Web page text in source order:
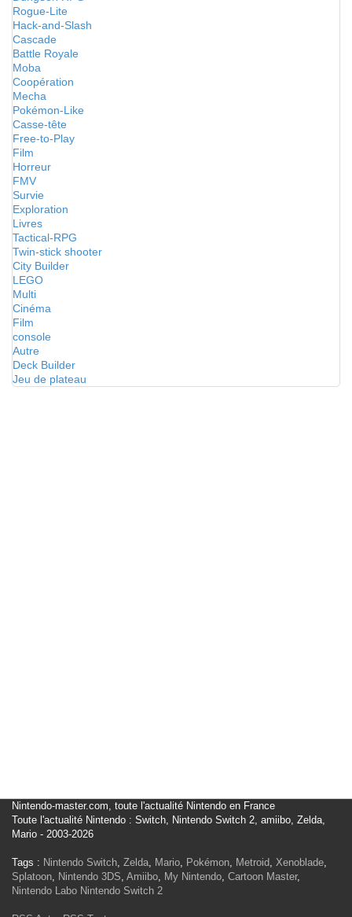
Rogue-Lite
Hack-and-Slash
Cascade
Battle Royale
Moba
Coopération
Mecha
Pokémon-Like
Casse-tête
Free-to-Play
Film
Horreur
FMV
Survie
Exploration
Livres
Tactical-RPG
Twin-stick shooter
City Builder
LEGO
Multi
Cinéma
Film
console
Autre
Deck Builder
Jeu de plateau
Nintendo-master.com, toute l'actualité Nintendo en France
Toute l'actualité Nintendo : Switch, Nintendo Switch 2, amiibo, Zelda,
Mario - 2003-2026
Tags : Nintendo Switch, Zelda, Mario, Pokémon, Metroid, Xenoblade,
Splatoon, Nintendo 3DS, Amiibo, My Nintendo, Cartoon Master,
Nintendo Labo Nintendo Switch 2